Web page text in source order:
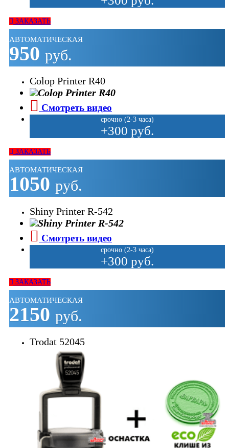
ЗАКАЗАТЬ
АВТОМАТИЧЕСКАЯ
950 руб.
Colop Printer R40
Смотреть видео
срочно (2-3 часа)
+300 руб.
ЗАКАЗАТЬ
АВТОМАТИЧЕСКАЯ
1050 руб.
Shiny Printer R-542
Смотреть видео
срочно (2-3 часа)
+300 руб.
ЗАКАЗАТЬ
АВТОМАТИЧЕСКАЯ
2150 руб.
Trodat 52045